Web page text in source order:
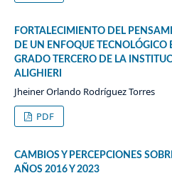
FORTALECIMIENTO DEL
DE UN ENFOQUE TECNOLÓGICO
GRADO TERCERO DE LA
ALIGHIERI
Jheiner Orlando Rodríguez Torres
PDF
CAMBIOS Y PERCEPCIONES
AÑOS 2016 Y 2023